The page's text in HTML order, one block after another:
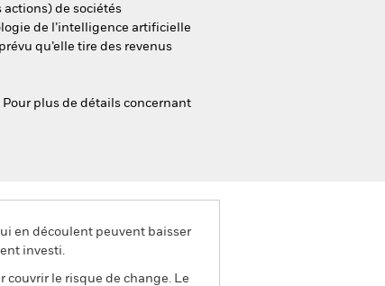
actions) de sociétés
de l’intelligence artificielle
qu’elle tire des revenus
plus de détails concernant
en découlent peuvent baisser
investi.
couvrir le risque de change. Le